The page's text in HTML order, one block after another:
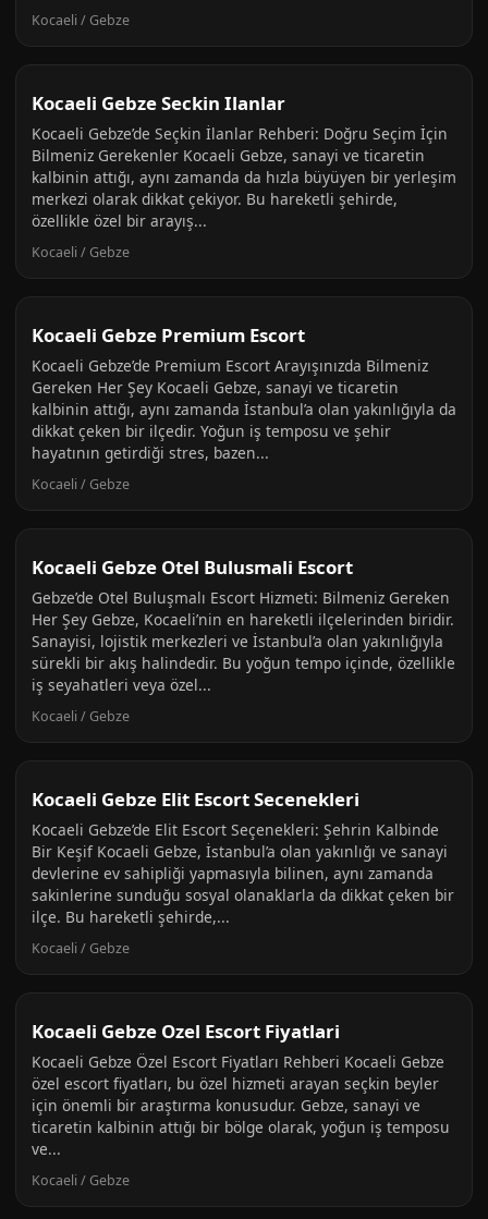
Kocaeli / Gebze
Kocaeli Gebze Seckin Ilanlar
Kocaeli Gebze’de Seçkin İlanlar Rehberi: Doğru Seçim İçin
Bilmeniz Gerekenler Kocaeli Gebze, sanayi ve ticaretin
kalbinin attığı, aynı zamanda da hızla büyüyen bir yerleşim
merkezi olarak dikkat çekiyor. Bu hareketli şehirde,
özellikle özel bir arayış...
Kocaeli / Gebze
Kocaeli Gebze Premium Escort
Kocaeli Gebze’de Premium Escort Arayışınızda Bilmeniz
Gereken Her Şey Kocaeli Gebze, sanayi ve ticaretin
kalbinin attığı, aynı zamanda İstanbul’a olan yakınlığıyla da
dikkat çeken bir ilçedir. Yoğun iş temposu ve şehir
hayatının getirdiği stres, bazen...
Kocaeli / Gebze
Kocaeli Gebze Otel Bulusmali Escort
Gebze’de Otel Buluşmalı Escort Hizmeti: Bilmeniz Gereken
Her Şey Gebze, Kocaeli’nin en hareketli ilçelerinden biridir.
Sanayisi, lojistik merkezleri ve İstanbul’a olan yakınlığıyla
sürekli bir akış halindedir. Bu yoğun tempo içinde, özellikle
iş seyahatleri veya özel...
Kocaeli / Gebze
Kocaeli Gebze Elit Escort Secenekleri
Kocaeli Gebze’de Elit Escort Seçenekleri: Şehrin Kalbinde
Bir Keşif Kocaeli Gebze, İstanbul’a olan yakınlığı ve sanayi
devlerine ev sahipliği yapmasıyla bilinen, aynı zamanda
sakinlerine sunduğu sosyal olanaklarla da dikkat çeken bir
ilçe. Bu hareketli şehirde,...
Kocaeli / Gebze
Kocaeli Gebze Ozel Escort Fiyatlari
Kocaeli Gebze Özel Escort Fiyatları Rehberi Kocaeli Gebze
özel escort fiyatları, bu özel hizmeti arayan seçkin beyler
için önemli bir araştırma konusudur. Gebze, sanayi ve
ticaretin kalbinin attığı bir bölge olarak, yoğun iş temposu
ve...
Kocaeli / Gebze